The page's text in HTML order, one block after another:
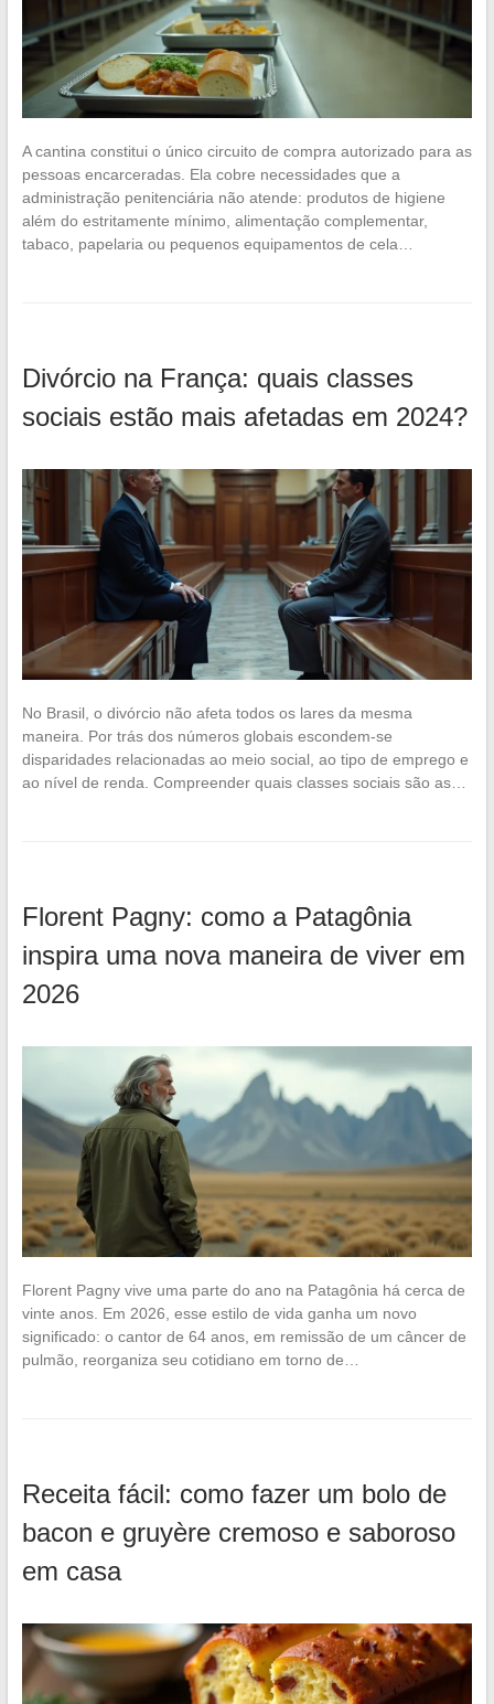
A cantina constitui o único circuito de compra autorizado para as
pessoas encarceradas. Ela cobre necessidades que a
administração penitenciária não atende: produtos de higiene
além do estritamente mínimo, alimentação complementar,
tabaco, papelaria ou pequenos equipamentos de cela…
Divórcio na França: quais classes
sociais estão mais afetadas em 2024?
No Brasil, o divórcio não afeta todos os lares da mesma
maneira. Por trás dos números globais escondem-se
disparidades relacionadas ao meio social, ao tipo de emprego e
ao nível de renda. Compreender quais classes sociais são as…
Florent Pagny: como a Patagônia
inspira uma nova maneira de viver em
2026
Florent Pagny vive uma parte do ano na Patagônia há cerca de
vinte anos. Em 2026, esse estilo de vida ganha um novo
significado: o cantor de 64 anos, em remissão de um câncer de
pulmão, reorganiza seu cotidiano em torno de…
Receita fácil: como fazer um bolo de
bacon e gruyère cremoso e saboroso
em casa